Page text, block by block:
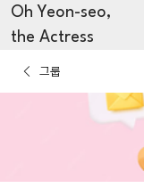
Oh Yeon-seo,
the Actress
그룹